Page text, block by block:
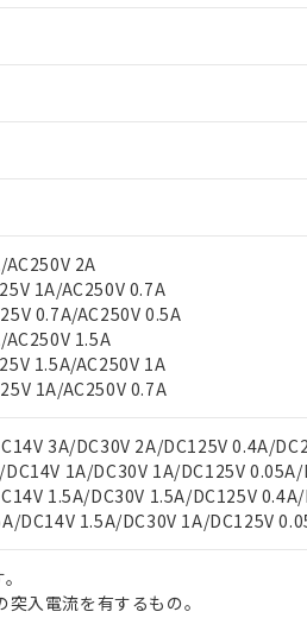
AC250V 2A
1A/AC250V 0.7A
0.7A/AC250V 0.5A
AC250V 1.5A
1.5A/AC250V 1A
1A/AC250V 0.7A
3A/DC30V 2A/DC125V 0.4A/
DC14V 1A/DC30V 1A/DC125V
1.5A/DC30V 1.5A/DC125V
DC14V 1.5A/DC30V 1A/DC125V
入電流を有するもの。
指令（10物質）の非含有に対応
指令（10物質）の非含有に対応した
RoHS指令（10物質）の非含有の対応
ス料など無形物で、有害物質有無と
表